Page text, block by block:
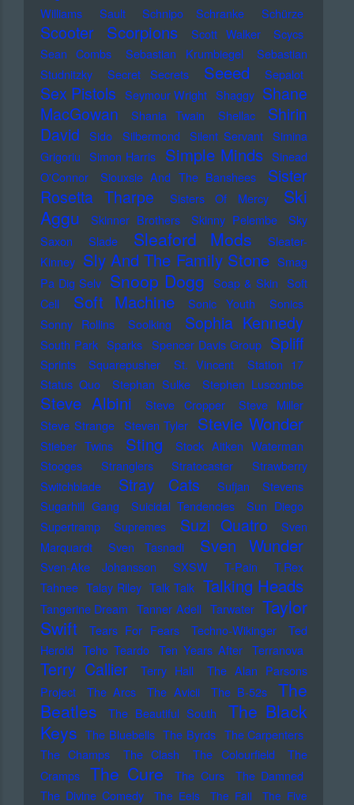
Williams
Sault Schnipo Schranke Schürze
Scooter Scorpions Scott Walker
Scycs
Sean Combs
Sebastian Krumbiegel
Sebastian
Studnitzky
Secret Secrets Seeed Sepalot
Sex Pistols Seymour Wright Shaggy Shane
MacGowan
Shania Twain Shellac
Shirin
David
Sido Silbermond Silent Servant Simina
Grigoriu Simon Harris Simple Minds Sinead
O'Connor
Siouxsie And The Banshees
Sister
Rosetta Tharpe
Sisters Of Mercy
Ski
Aggu
Skinner Brothers Skinny Pelembe
Sky
Saxon
Slade Sleaford Mods
Sleater-
Kinney Sly And The Family Stone Smag
Pa Dig Selv Snoop Dogg Soap & Skin Soft
Cell
Soft Machine Sonic Youth
Sonics
Sonny Rollins
Soolking Sophia Kennedy
South Park Sparks Spencer Davis Group Spliff
Sprints Squarepusher St. Vincent
Station 17
Status Quo
Stephan Sulke Stephen Luscombe
Steve Albini Steve Cropper
Steve Miller
Steve Strange Steven Tyler Stevie Wonder
Stieber Twins Sting
Stock Aitken Waterman
Stooges
Stranglers Stratocaster
Strawberry
Switchblade
Stray Cats
Sufjan Stevens
Sugarhill Gang
Suicidal Tendencies
Sun Diego
Supertramp
Supremes Suzi Quatro
Sven
Marquardt
Sven Tasnadi Sven Wunder
Sven-Ake Johansson SXSW T-Pain
T.Rex
Tahnee Talay Riley Talk Talk Talking Heads
Tangerine Dream Tanner Adell Tarwater Taylor
Swift
Tears For Fears Techno-Wikinger
Ted
Herold
Teho Teardo Ten Years After Terranova
Terry Callier Terry Hall
The Alan Parsons
Project
The Arcs The Avicii The B-52s
The
Beatles
The Beautiful South
The Black
Keys The Bluebells The Byrds The Carpenters
The Champs
The Clash The Colourfield
The
Cramps
The Cure The Curs
The Damned
The Divine Comedy
The Eels The Fall
The Five